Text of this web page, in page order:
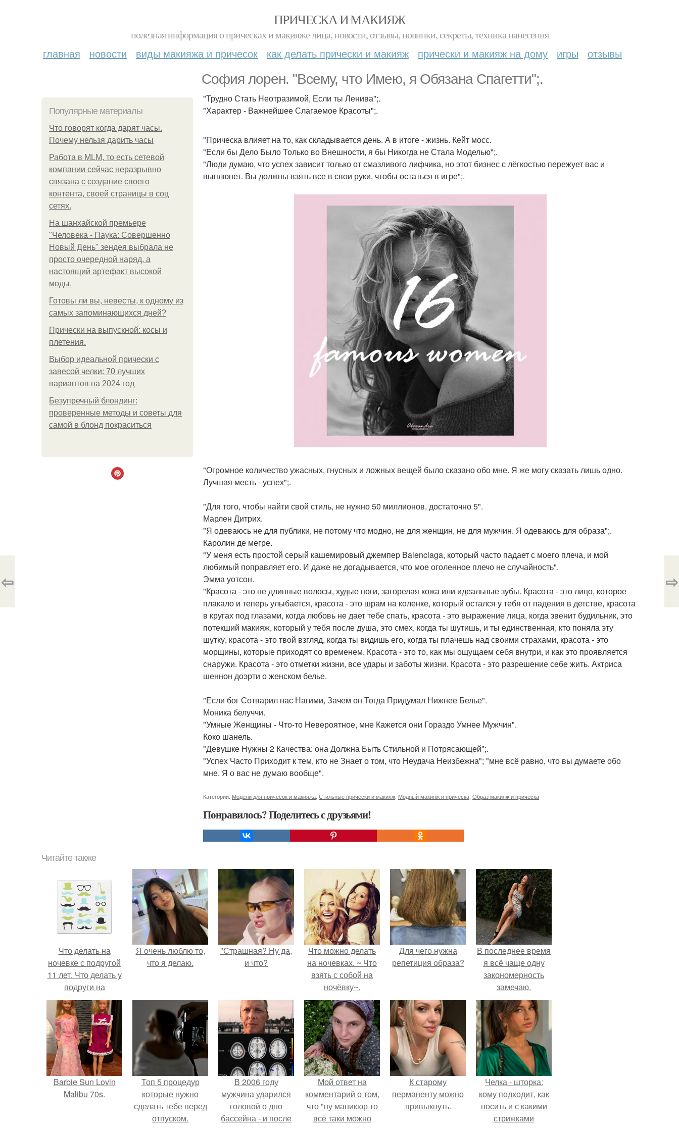
ПРИЧЕСКА И МАКИЯЖ
полезная информация о прическах и макияже лица, новости, отзывы, новинки, секреты, техника нанесения
главная новости виды макияжа и причесок как делать прически и макияж прически и макияж на дому игры отзывы
София лорен. "Всему, что Имею, я Обязана Спагетти";.
Популярные материалы
Что говорят когда дарят часы.
Почему нельзя дарить часы
Работа в MLM, то есть сетевой
компании сейчас неразрывно
связана с создание своего
контента, своей страницы в соц
сетях.
На шанхайской премьере
"Человека - Паука: Совершенно
Новый День" зендея выбрала не
просто очередной наряд, а
настоящий артефакт высокой
моды.
Готовы ли вы, невесты, к одному из
самых запоминающихся дней?
Прически на выпускной: косы и
плетения.
Выбор идеальной прически с
завесой челки: 70 лучших
вариантов на 2024 год
Безупречный блондинг:
проверенные методы и советы для
самой в блонд покраситься
"Трудно Стать Неотразимой, Если ты Ленива";.
"Характер - Важнейшее Слагаемое Красоты";.
"Прическа влияет на то, как складывается день. А в итоге - жизнь. Кейт мосс.
"Если бы Дело Было Только во Внешности, я бы Никогда не Стала Моделью";.
"Люди думаю, что успех зависит только от смазливого лифчика, но этот бизнес с лёгкостью пережует вас и
выплюнет. Вы должны взять все в свои руки, чтобы остаться в игре";.
"Огромное количество ужасных, гнусных и ложных вещей было сказано обо мне. Я же могу сказать лишь одно.
Лучшая месть - успех";.
"Для того, чтобы найти свой стиль, не нужно 50 миллионов, достаточно 5".
Марлен Дитрих.
"Я одеваюсь не для публики, не потому что модно, не для женщин, не для мужчин. Я одеваюсь для образа";.
Каролин де мегре.
"У меня есть простой серый кашемировый джемпер Balenciaga, который часто падает с моего плеча, и мой
любимый поправляет его. И даже не догадывается, что мое оголенное плечо не случайность".
Эмма уотсон.
"Красота - это не длинные волосы, худые ноги, загорелая кожа или идеальные зубы. Красота - это лицо, которое
плакало и теперь улыбается, красота - это шрам на коленке, который остался у тебя от падения в детстве, красота
в кругах под глазами, когда любовь не дает тебе спать, красота - это выражение лица, когда звенит будильник, это
потекший макияж, который у тебя после душа, это смех, когда ты шутишь, и ты единственная, кто поняла эту
шутку, красота - это твой взгляд, когда ты видишь его, когда ты плачешь над своими страхами, красота - это
морщины, которые приходят со временем. Красота - это то, как мы ощущаем себя внутри, и как это проявляется
снаружи. Красота - это отметки жизни, все удары и заботы жизни. Красота - это разрешение себе жить. Актриса
шеннон доэрти о женском белье.
"Если бог Сотварил нас Нагими, Зачем он Тогда Придумал Нижнее Белье".
Моника белуччи.
"Умные Женщины - Что-то Невероятное, мне Кажется они Гораздо Умнее Мужчин".
Коко шанель.
"Девушке Нужны 2 Качества: она Должна Быть Стильной и Потрясающей";.
"Успех Часто Приходит к тем, кто не Знает о том, что Неудача Неизбежна"; "мне всё равно, что вы думаете обо
мне. Я о вас не думаю вообще".
Категории: Модели для причесок и макияжа Стильные прически и макияж Модный макияж и прическа Образ макияж и прическа
Понравилось? Поделитесь с друзьями!
⇦ ⇨
Читайте также
Что делать на
ночевке с подругой
11 лет. Что делать у
подруги на
ночёвке?
Я очень люблю то,
что я делаю.
"Страшная? Ну да,
и что?
Что можно делать
на ночевках. ~ Что
взять с собой на
ночёвку~.
Для чего нужна
репетиция образа?
В последнее время
я всё чаще одну
закономерность
замечаю.
Barbie Sun Lovin
Malibu 70s.
Топ 5 процедур
которые нужно
сделать тебе перед
отпуском.
В 2006 году
мужчина ударился
головой о дно
бассейна - и после
Мой ответ на
комментарий о том,
что "ну маникюр то
всё таки можно
К старому
перманенту можно
привыкнуть.
Челка - шторка:
кому подходит, как
носить и с какими
стрижками